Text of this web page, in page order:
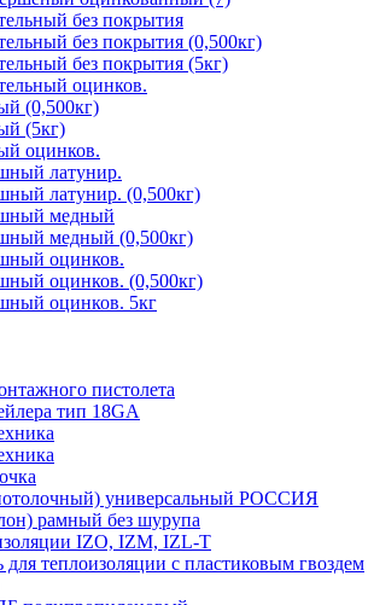
без покрытия
без покрытия (0,500кг)
без покрытия (5кг)
оцинков.
(0,500кг)
(5кг)
оцинков.
латунир.
латунир. (0,500кг)
медный
медный (0,500кг)
оцинков.
оцинков. (0,500кг)
оцинков. 5кг
пистолета
тип 18GA
универсальный РОССИЯ
рамный без шурупа
IZO, IZM, IZL-T
теплоизоляции с пластиковым гвоздем